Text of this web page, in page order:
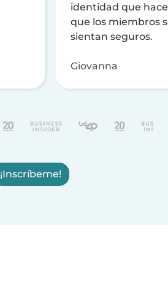
identidad que
que los miembros
sientan seguros.
Giovanna
¡Inscríbeme!